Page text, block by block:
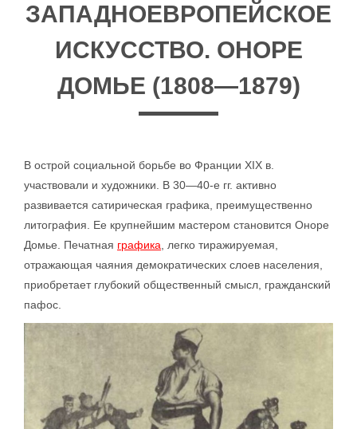
ЗАПАДНОЕВРОПЕЙСКОЕ
ИСКУССТВО. ОНОРЕ
ДОМЬЕ (1808—1879)
В острой социальной борьбе во Франции XIX в.
участвовали и художники. В 30—40-е гг. активно
развивается сатирическая графика, преимущественно
литография. Ее крупнейшим мастером становится Оноре
Домье. Печатная графика , легко тиражируемая,
отражающая чаяния демократических слоев населения,
приобретает глубокий общественный смысл, гражданский
пафос.